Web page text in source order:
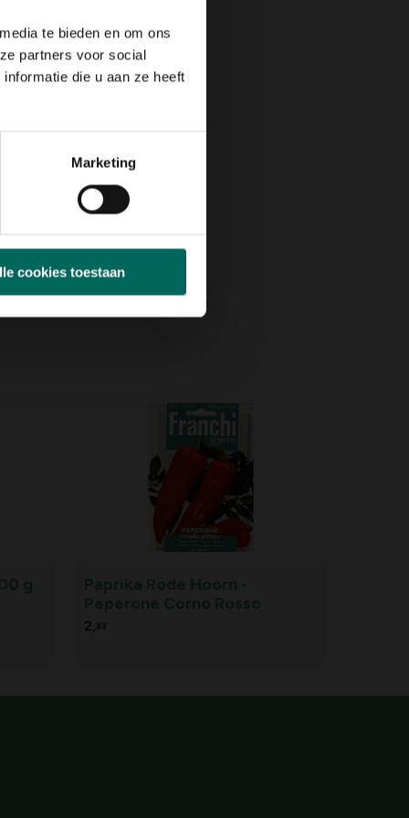
te bieden en om ons
partners voor social
die u aan ze heeft
Marketing
cookies toestaan
2, 33